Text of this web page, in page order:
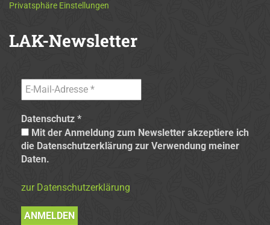
Privatsphäre Einstellungen
LAK-Newsletter
Datenschutz *
Mit der Anmeldung zum Newsletter akzeptiere ich
die Datenschutzerklärung zur Verwendung meiner
Daten.
zur Datenschutzerklärung